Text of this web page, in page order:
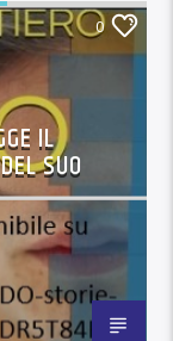
0
IL
SUO